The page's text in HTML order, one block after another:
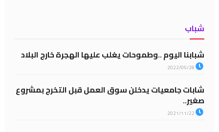
شباب
شبابنا اليوم ..وطموحات يغلب عليها الهجرة خارج البلاد
شابات جامعيات يدخلن سوق العمل قبل التخرج بمشروع
صغير..